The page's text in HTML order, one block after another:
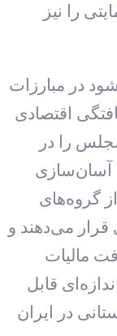
را نیز
در مبارزات
اقتصادی
را در
آسان‌سازی
گروه‌های
قرار می‌دهند و
مالیات
قابل
در ایران